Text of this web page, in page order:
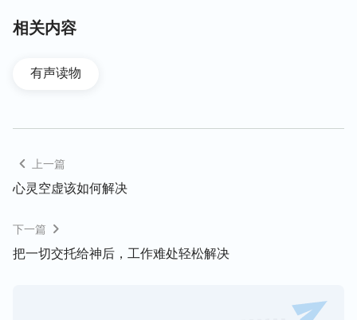
朝有酒今朝醉”等等当成了座右铭。之后，我们就把
肉体得到最大限度的放纵和满足，心里越来越不想务
欲望得到满足时，心灵里空虚痛苦却是这些物质无法
填补的，凭着撒但灌输的人生法则活着，青春只会白
我又看到神的话说：“人毕竟是人，神的地位与神的
是神的拯救与神对人类的生命供应。人类只有得到了
相关内容
有声读物
上一篇
心灵空虚该如何解决
下一篇
把一切交托给神后，工作难处轻松解决